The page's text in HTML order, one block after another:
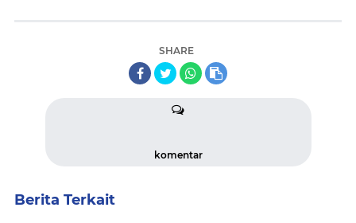
SHARE
komentar
Berita Terkait